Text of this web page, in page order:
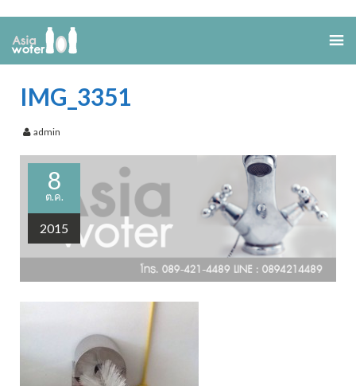
IMG_3351
admin
8
ต.ค.
2015